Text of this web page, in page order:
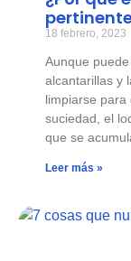
18 febrero, 2023
Aunque
alcantarillas y
limpiarse
suciedad, el
que se
Leer más »